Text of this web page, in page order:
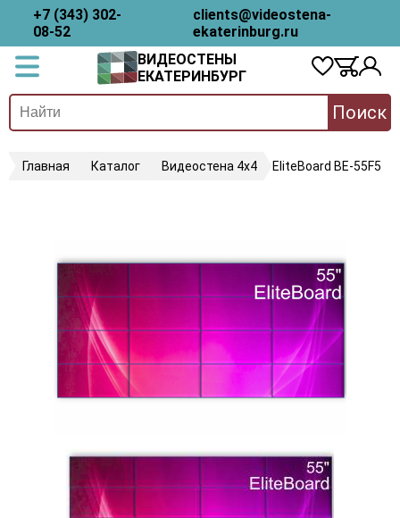
+7 (343) 302-
08-52
clients@videostena-
ekaterinburg.ru
ВИДЕОСТЕНЫ
ЕКАТЕРИНБУРГ
Поиск
Главная Каталог Видеостена 4х4 EliteBoard BE-55F5